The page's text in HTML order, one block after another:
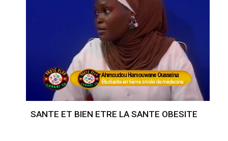
SANTE ET BIEN ETRE LA SANTE OBESITE